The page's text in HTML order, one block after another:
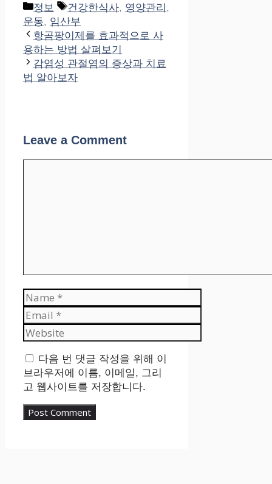
Categories
정보 Tags
건강한식사, 영양관리 ,
운동, 임산부
항곰팡이제를 효과적으로 사
용하는 방법 살펴보기
감염성 관절염의 증상과 치료
법 알아보자
Leave a Comment
Name
Email
Website
다음 번 댓글 작성을 위해 이
브라우저에 이름, 이메일, 그리
고 웹사이트를 저장합니다.